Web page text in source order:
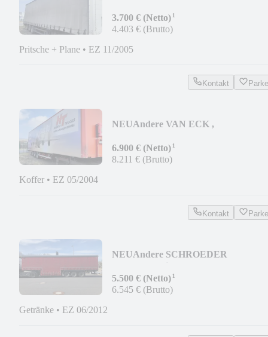
3.700 € (Netto)¹
4.403 € (Brutto)
Pritsche + Plane • EZ 11/2005
Kontakt
NEUAndere VAN ECK ,
6.900 € (Netto)¹
8.211 € (Brutto)
Koffer • EZ 05/2004
Kontakt
NEUAndere SCHROEDER
5.500 € (Netto)¹
6.545 € (Brutto)
Getränke • EZ 06/2012